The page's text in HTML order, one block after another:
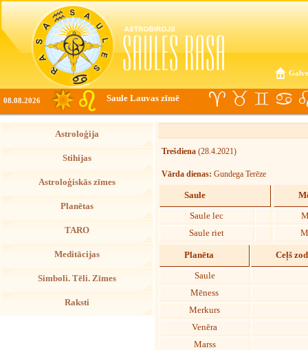
08.08.2026 Saule Lauvas zīmē
Astroloģija
Stihijas
Astroloģiskās zīmes
Planētas
TARO
Meditācijas
Simboli. Tēli. Zīmes
Raksti
Trešdiena (28.4.2021)
Vārda dienas: Gundega Terēze
Saule
Saule lec
Saule riet
Planēta Ceļš
Saule
Mēness
Merkurs
Venēra
Marss